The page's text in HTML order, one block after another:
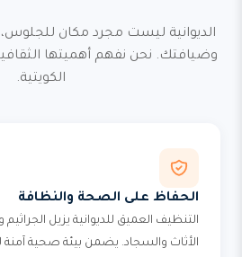
الديوانية ليست مجرد مكان
وضيافتك. نحن نفهم أهميتها
الكويتية.
الحفاظ على الصحة والنظافة
التنظيف العميق للديوانية يزيل الجراثيم
الأثاث والسجاد. يضمن بيئة صحية